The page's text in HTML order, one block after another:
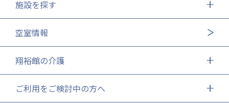
施設を探す
空室情報
翔裕館の介護
ご利用をご検討中の方へ